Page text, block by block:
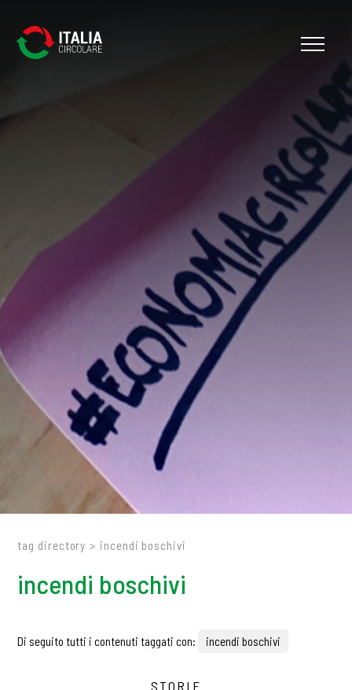
tag directory > incendi boschivi
incendi boschivi
Di seguito tutti i contenuti taggati con: incendi boschivi
STORIE